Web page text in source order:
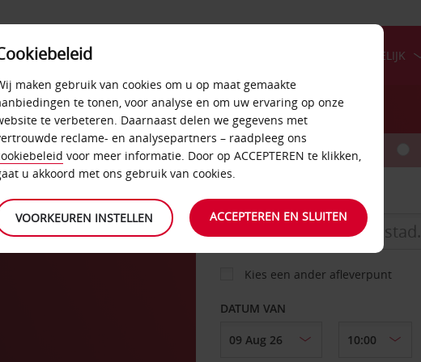
ZAKELIJK
AUTO
OPHALEN OP
Kies een ander afleverpunt
DATUM VAN
maken gebruik van cookies om u op maat gemaakte
te tonen, voor analyse en om uw ervaring op onze
te verbeteren. Daarnaast delen we gegevens met
reclame- en analysepartners – raadpleeg ons
voor meer informatie. Door op ACCEPTEREN te klikken,
u akkoord met ons gebruik van cookies.
VOORKEUREN INSTELLEN ACCEPTEREN EN SLUITEN